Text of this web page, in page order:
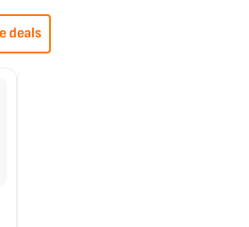
deals